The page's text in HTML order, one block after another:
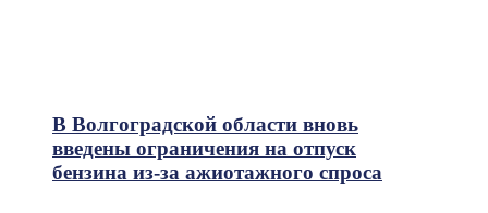
В Волгоградской области вновь
введены ограничения на отпуск
бензина из-за ажиотажного спроса